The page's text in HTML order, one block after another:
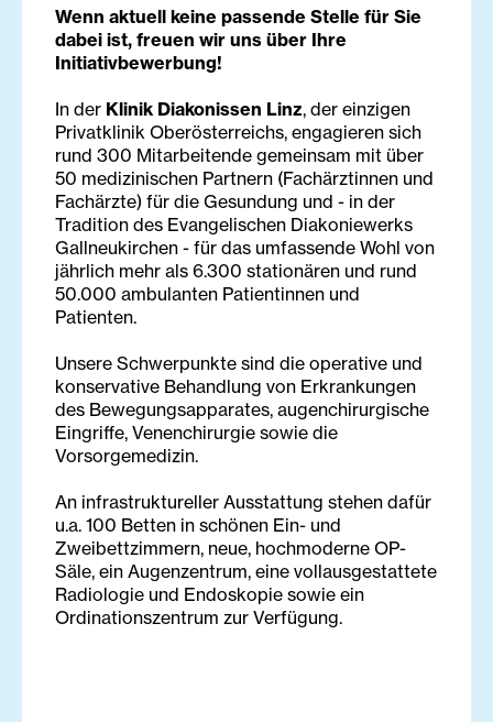
Wenn aktuell keine passende Stelle für Sie
dabei ist, freuen wir uns über Ihre
Initiativbewerbung!
In der Klinik Diakonissen Linz, der einzigen
Privatklinik Oberösterreichs, engagieren sich
rund 300 Mitarbeitende gemeinsam mit über
50 medizinischen Partnern (Fachärztinnen und
Fachärzte) für die Gesundung und - in der
Tradition des Evangelischen Diakoniewerks
Gallneukirchen - für das umfassende Wohl von
jährlich mehr als 6.300 stationären und rund
50.000 ambulanten Patientinnen und
Patienten.
Unsere Schwerpunkte sind die operative und
konservative Behandlung von Erkrankungen
des Bewegungsapparates, augenchirurgische
Eingriffe, Venenchirurgie sowie die
Vorsorgemedizin.
An infrastruktureller Ausstattung stehen dafür
u.a. 100 Betten in schönen Ein- und
Zweibettzimmern, neue, hochmoderne OP-
Säle, ein Augenzentrum, eine vollausgestattete
Radiologie und Endoskopie sowie ein
Ordinationszentrum zur Verfügung.